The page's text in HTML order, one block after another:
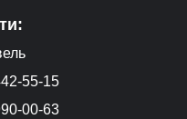
55-15
00-63